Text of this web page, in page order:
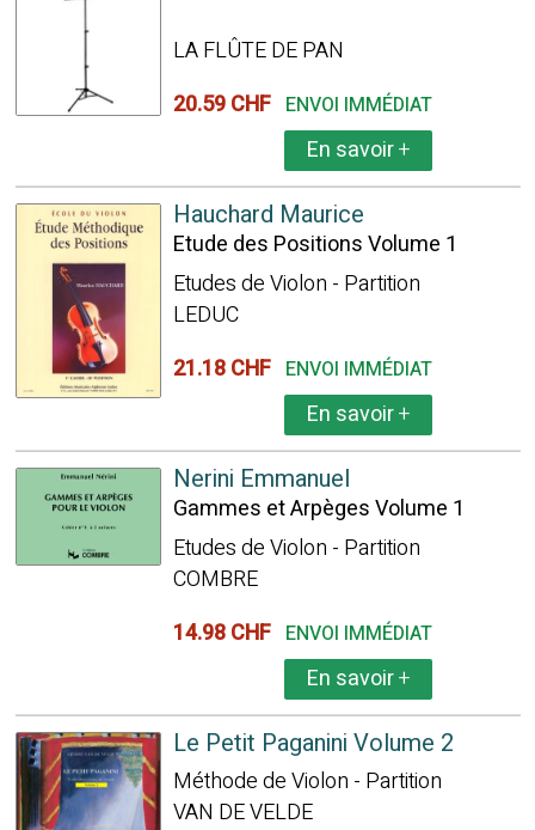
LA FLÛTE DE PAN
20.59 CHF ENVOI IMMÉDIAT
En savoir+
Hauchard Maurice
Etude des Positions Volume 1
Etudes de Violon - Partition
LEDUC
21.18 CHF ENVOI IMMÉDIAT
En savoir+
Nerini Emmanuel
Gammes et Arpèges Volume 1
Etudes de Violon - Partition
COMBRE
14.98 CHF ENVOI IMMÉDIAT
En savoir+
Le Petit Paganini Volume 2
Méthode de Violon - Partition
VAN DE VELDE